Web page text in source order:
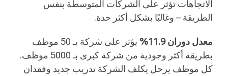
الاتجاهات تؤثر على الشركات المتوسطة بنفس
الطريقة – وغالبًا بشكل أكثر حدة.
معدل دوران 11.9%
يؤثر على شركة بـ 50 موظف
بطريقة أكثر وجودية من شركة كبرى بـ 5000 موظف.
كل موظف يرحل يكلف الشركة تدريب جديد وفقدان